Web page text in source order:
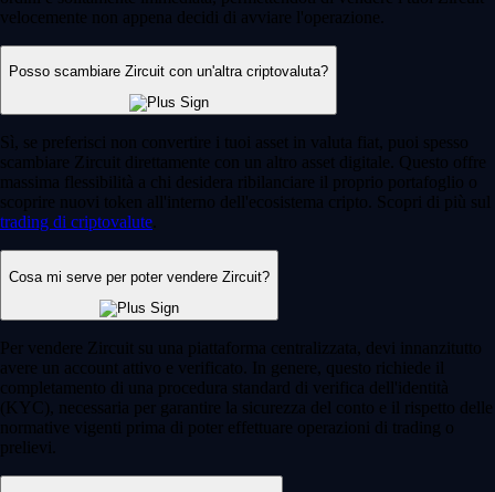
velocemente non appena decidi di avviare l'operazione.
Posso scambiare Zircuit con un'altra criptovaluta?
Sì, se preferisci non convertire i tuoi asset in valuta fiat, puoi spesso
scambiare Zircuit direttamente con un altro asset digitale. Questo offre
massima flessibilità a chi desidera ribilanciare il proprio portafoglio o
scoprire nuovi token all'interno dell'ecosistema cripto. Scopri di più sul
trading di criptovalute
Cosa mi serve per poter vendere Zircuit?
Per vendere Zircuit su una piattaforma centralizzata, devi innanzitutto
avere un account attivo e verificato. In genere, questo richiede il
completamento di una procedura standard di verifica dell'identità
(KYC), necessaria per garantire la sicurezza del conto e il rispetto delle
normative vigenti prima di poter effettuare operazioni di trading o
prelievi.